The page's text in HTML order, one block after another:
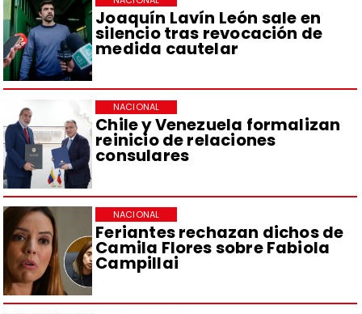
Joaquín Lavín León sale en
silencio tras revocación de
medida cautelar
Chile y Venezuela formalizan
reinicio de relaciones
consulares
NACIONAL
Feriantes rechazan dichos de
Camila Flores sobre Fabiola
Campillai
NACIONAL